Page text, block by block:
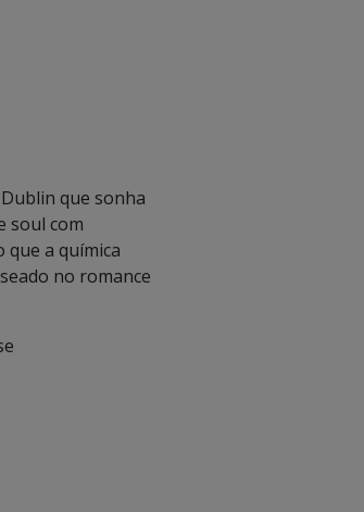
que sonha
soul com
a química
no romance